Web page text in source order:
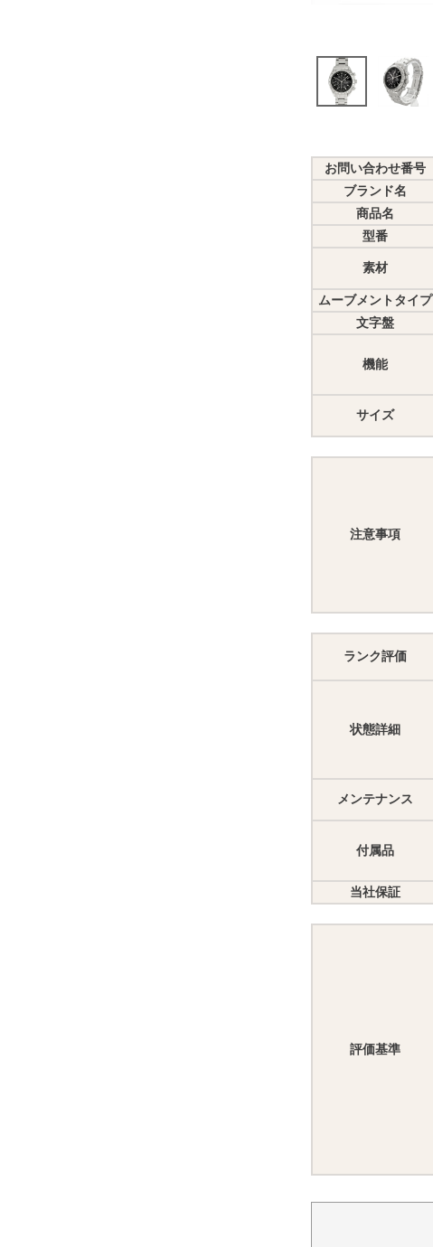
お問い合わせ番号
ブランド名
商品名
型番
素材
ムーブメントタイプ
文字盤
機能
サイズ
注意事項
ランク評価
状態詳細
メンテナンス
付属品
当社保証
評価基準